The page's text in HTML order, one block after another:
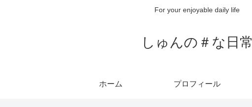
For your enjoyable daily life
しゅんの＃な日常
ホーム プロフィール